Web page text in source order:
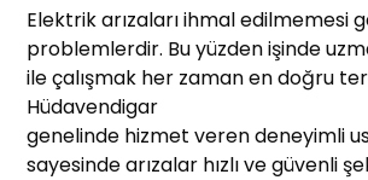
Elektrik arızaları ihmal edilmemesi
problemlerdir. Bu yüzden işinde
ile çalışmak her zaman en doğru
Hüdavendigar
genelinde hizmet veren deneyimli
sayesinde arızalar hızlı ve güvenli